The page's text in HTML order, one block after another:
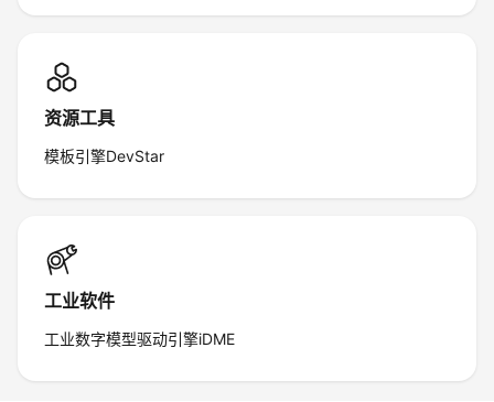
资源工具
模板引擎DevStar
工业软件
工业数字模型驱动引擎iDME